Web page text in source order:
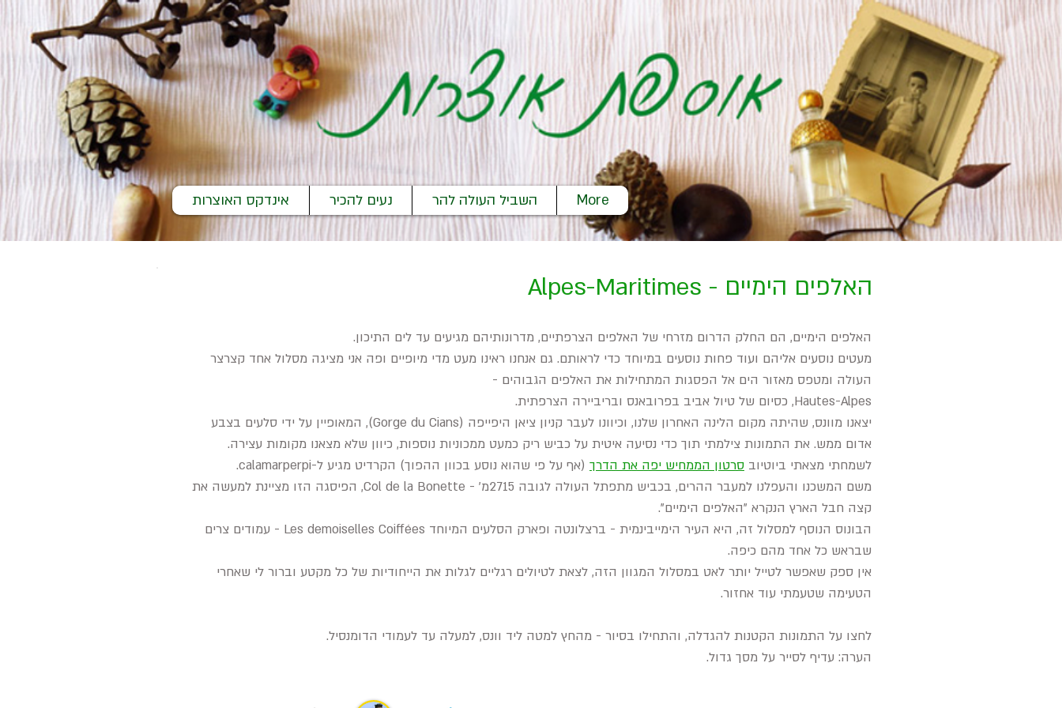
אינדקס האוצרות נעים להכיר השביל העולה להר More
האלפים הימיים - Alpes-Maritimes
האלפים הימיים, הם החלק הדרום מזרחי של האלפים הצרפתיים, מדרונותיהם מגיעים עד לים התיכון.
מעטים נוסעים אליהם ועוד פחות נוסעים במיוחד כדי לראותם. גם אנחנו ראינו מעט מדי מיופיים ופה אני מציגה מסלול אחד קצרצר
העולה ומטפס מאזור הים אל הפסגות המתחילות את האלפים הגבוהים -
Hautes-Alpes, כסיום של טיול אביב בפרובאנס ובריביירה הצרפתית.
יצאנו מוונס, שהיתה מקום הלינה האחרון שלנו, וכיוונו לעבר קניון ציאן היפייפה (Gorge du Cians), המאופיין על ידי סלעים בצבע
אדום ממש. את התמונות צילמתי תוך כדי נסיעה איטית על כביש ריק כמעט ממכוניות נוספות, כיוון שלא מצאנו מקומות עצירה.
לשמחתי מצאתי ביוטיוב סרטון הממחיש יפה את הדרך (אף על פי שהוא נוסע בכוון ההפוך) הקרדיט מגיע ל-calamarperpi.
משם המשכנו והעפלנו למעבר ההרים, בכביש מתפתל העולה לגובה 2715מ' - Col de la Bonette, הפיסגה הזו מציינת למעשה את
קצה חבל הארץ הנקרא "האלפים הימיים".
הבונוס הנוסף למסלול זה, היא העיר הימייבינמית - ברצלונטה ופארק הסלעים המיוחד Les demoiselles Coiffées - עמודים צרים
שבראש כל אחד מהם כיפה.
אין ספק שאפשר לטייל יותר לאט במסלול המגוון הזה, לצאת לטיולים רגליים לגלות את הייחודיות של כל מקטע וברור לי שאחרי
הטעימה שטעמתי עוד אחזור.
לחצו על התמונות הקטנות להגדלה, והתחילו בסיור - מהחץ למטה ליד וונס, למעלה עד לעמודי הדומנסיל.
הערה: עדיף לסייר על מסך גדול.